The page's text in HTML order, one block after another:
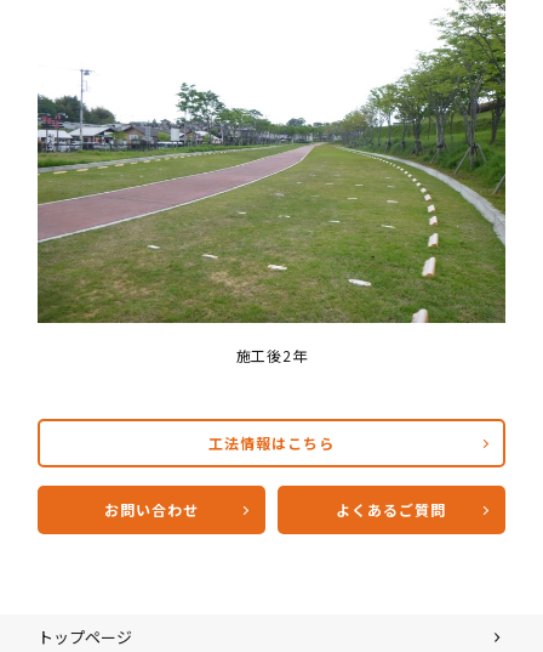
施工後2年
工法情報はこちら
お問い合わせ よくあるご質問
トップページ